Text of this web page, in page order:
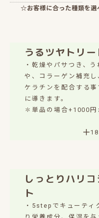
☆お客様に合った種類を
うるツヤトリー
・乾燥やパサつき、
や、コラーゲン補充し
ケラチンを配合する
に導きます。
✽単品の場合+1000円
╋1800円(
しっとりハリ
ト
・5stepでキューテ